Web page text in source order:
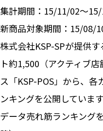
集計期間：15/11/02～
新商品対象期間：15/08/
株式会社KSP-SPが提供
ト約1,500（アクティブ
ス「KSP-POS」から、
ンキングを公開していま
データ売れ筋ランキング